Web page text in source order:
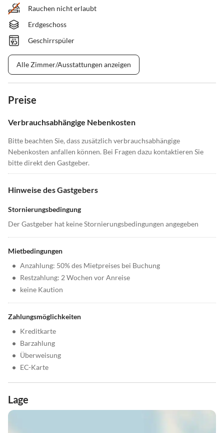
Rauchen nicht erlaubt
Erdgeschoss
Geschirrspüler
Alle Zimmer/Ausstattungen anzeigen
Preise
Verbrauchsabhängige Nebenkosten
Bitte beachten Sie, dass zusätzlich verbrauchsabhängige
Nebenkosten anfallen können. Bei Fragen dazu kontaktieren Sie
bitte direkt den Gastgeber.
Hinweise des Gastgebers
Stornierungsbedingung
Der Gastgeber hat keine Stornierungsbedingungen angegeben
Mietbedingungen
• Anzahlung: 50% des Mietpreises bei Buchung
• Restzahlung: 2 Wochen vor Anreise
• keine Kaution
Zahlungsmöglichkeiten
• Kreditkarte
• Barzahlung
• Überweisung
• EC-Karte
Lage